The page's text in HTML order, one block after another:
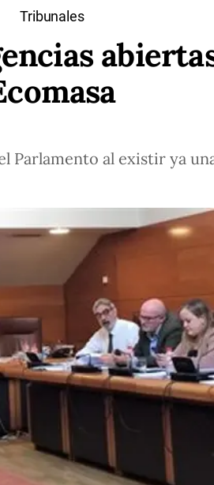
Tribunales
Parlamento al existir ya